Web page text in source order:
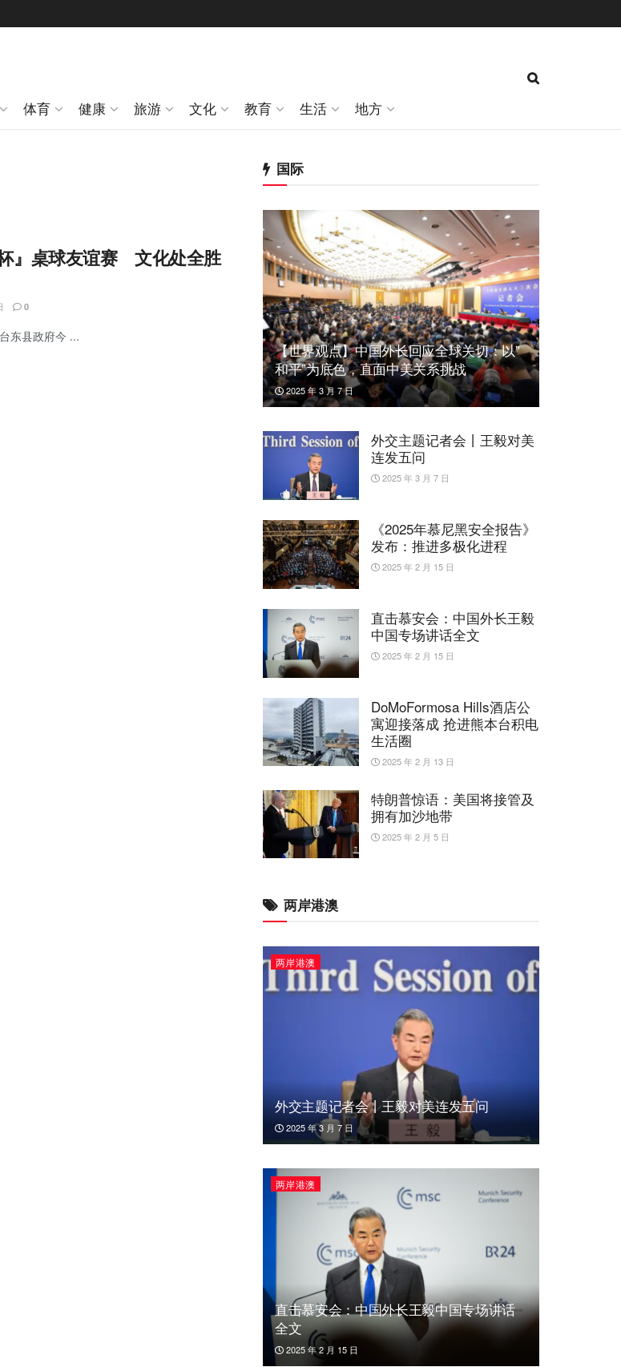
体育 健康 旅游 文化 教育 生活 地方
』桌球友谊赛 文化处全胜
0
东县政府今 ...
国际
【世界观点】中国外长回应全球关切：以”
和平”为底色，直面中美关系挑战
2025 年 3 月 7 日
外交主题记者会丨王毅对美
连发五问
2025 年 3 月 7 日
《2025年慕尼黑安全报告》
发布：推进多极化进程
2025 年 2 月 15 日
直击慕安会：中国外长王毅
中国专场讲话全文
2025 年 2 月 15 日
DoMoFormosa Hills酒店公
寓迎接落成 抢进熊本台积电
生活圈
2025 年 2 月 13 日
特朗普惊语：美国将接管及
拥有加沙地带
2025 年 2 月 5 日
两岸港澳
两岸港澳
外交主题记者会丨王毅对美连发五问
2025 年 3 月 7 日
两岸港澳
直击慕安会：中国外长王毅中国专场讲话
全文
2025 年 2 月 15 日